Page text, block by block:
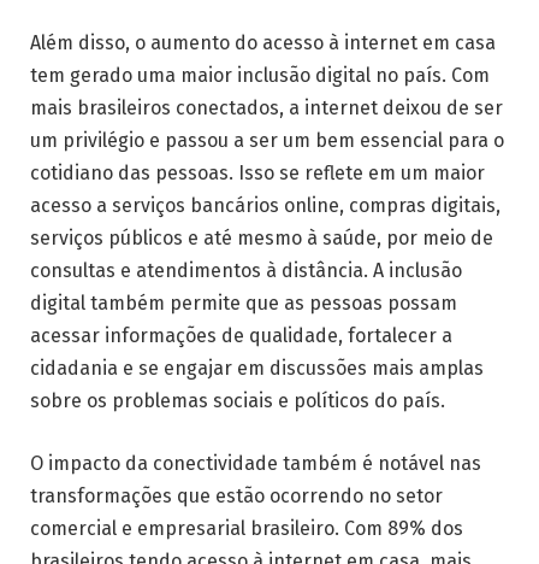
Além disso, o aumento do acesso à internet em casa
tem gerado uma maior inclusão digital no país. Com
mais brasileiros conectados, a internet deixou de ser
um privilégio e passou a ser um bem essencial para o
cotidiano das pessoas. Isso se reflete em um maior
acesso a serviços bancários online, compras digitais,
serviços públicos e até mesmo à saúde, por meio de
consultas e atendimentos à distância. A inclusão
digital também permite que as pessoas possam
acessar informações de qualidade, fortalecer a
cidadania e se engajar em discussões mais amplas
sobre os problemas sociais e políticos do país.
O impacto da conectividade também é notável nas
transformações que estão ocorrendo no setor
comercial e empresarial brasileiro. Com 89% dos